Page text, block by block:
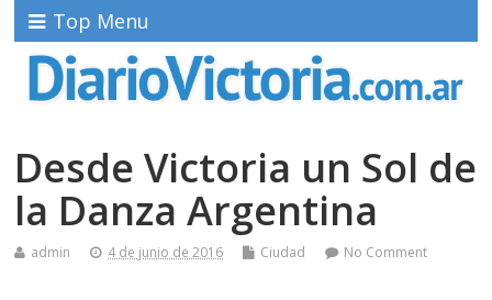
Top Menu
Desde Victoria un Sol de
la Danza Argentina
admin 4 de junio de 2016 Ciudad No Comment